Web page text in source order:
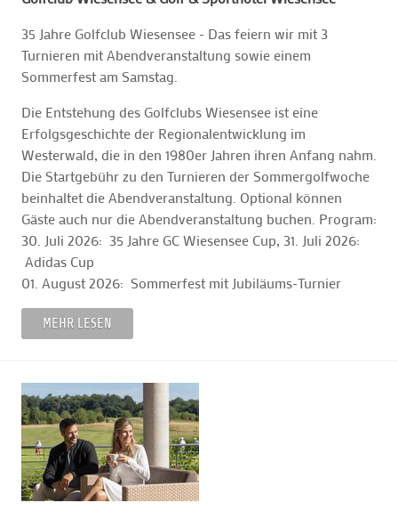
35 Jahre Golfclub Wiesensee - Das feiern wir mit 3
Turnieren mit Abendveranstaltung sowie einem
Sommerfest am Samstag.
Die Entstehung des Golfclubs Wiesensee ist eine
Erfolgsgeschichte der Regionalentwicklung im
Westerwald, die in den 1980er Jahren ihren Anfang nahm.
Die Startgebühr zu den Turnieren der Sommergolfwoche
beinhaltet die Abendveranstaltung. Optional können
Gäste auch nur die Abendveranstaltung buchen. Program:
30. Juli 2026: 35 Jahre GC Wiesensee Cup, 31. Juli 2026:
Adidas Cup
01. August 2026: Sommerfest mit Jubiläums-Turnier
MEHR LESEN